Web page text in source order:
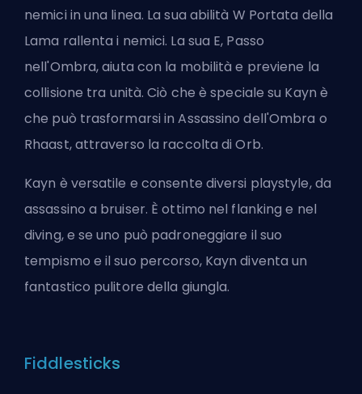
nemici in una linea. La sua abilità W Portata della
Lama rallenta i nemici. La sua E, Passo
nell'Ombra, aiuta con la mobilità e previene la
collisione tra unità. Ciò che è speciale su Kayn è
che può trasformarsi in Assassino dell'Ombra o
Rhaast, attraverso la raccolta di Orb.
Kayn è versatile e consente diversi playstyle, da
assassino a bruiser. È ottimo nel flanking e nel
diving, e se uno può padroneggiare il suo
tempismo e il suo percorso, Kayn diventa un
fantastico pulitore della giungla.
Fiddlesticks